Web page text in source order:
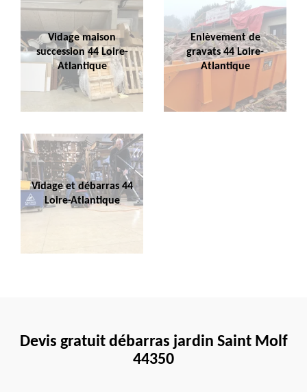
Vidage maison
succession 44 Loire-
Atlantique
Enlèvement de
gravats 44 Loire-
Atlantique
Vidage et débarras 44
Loire-Atlantique
Devis gratuit débarras jardin Saint Molf
44350